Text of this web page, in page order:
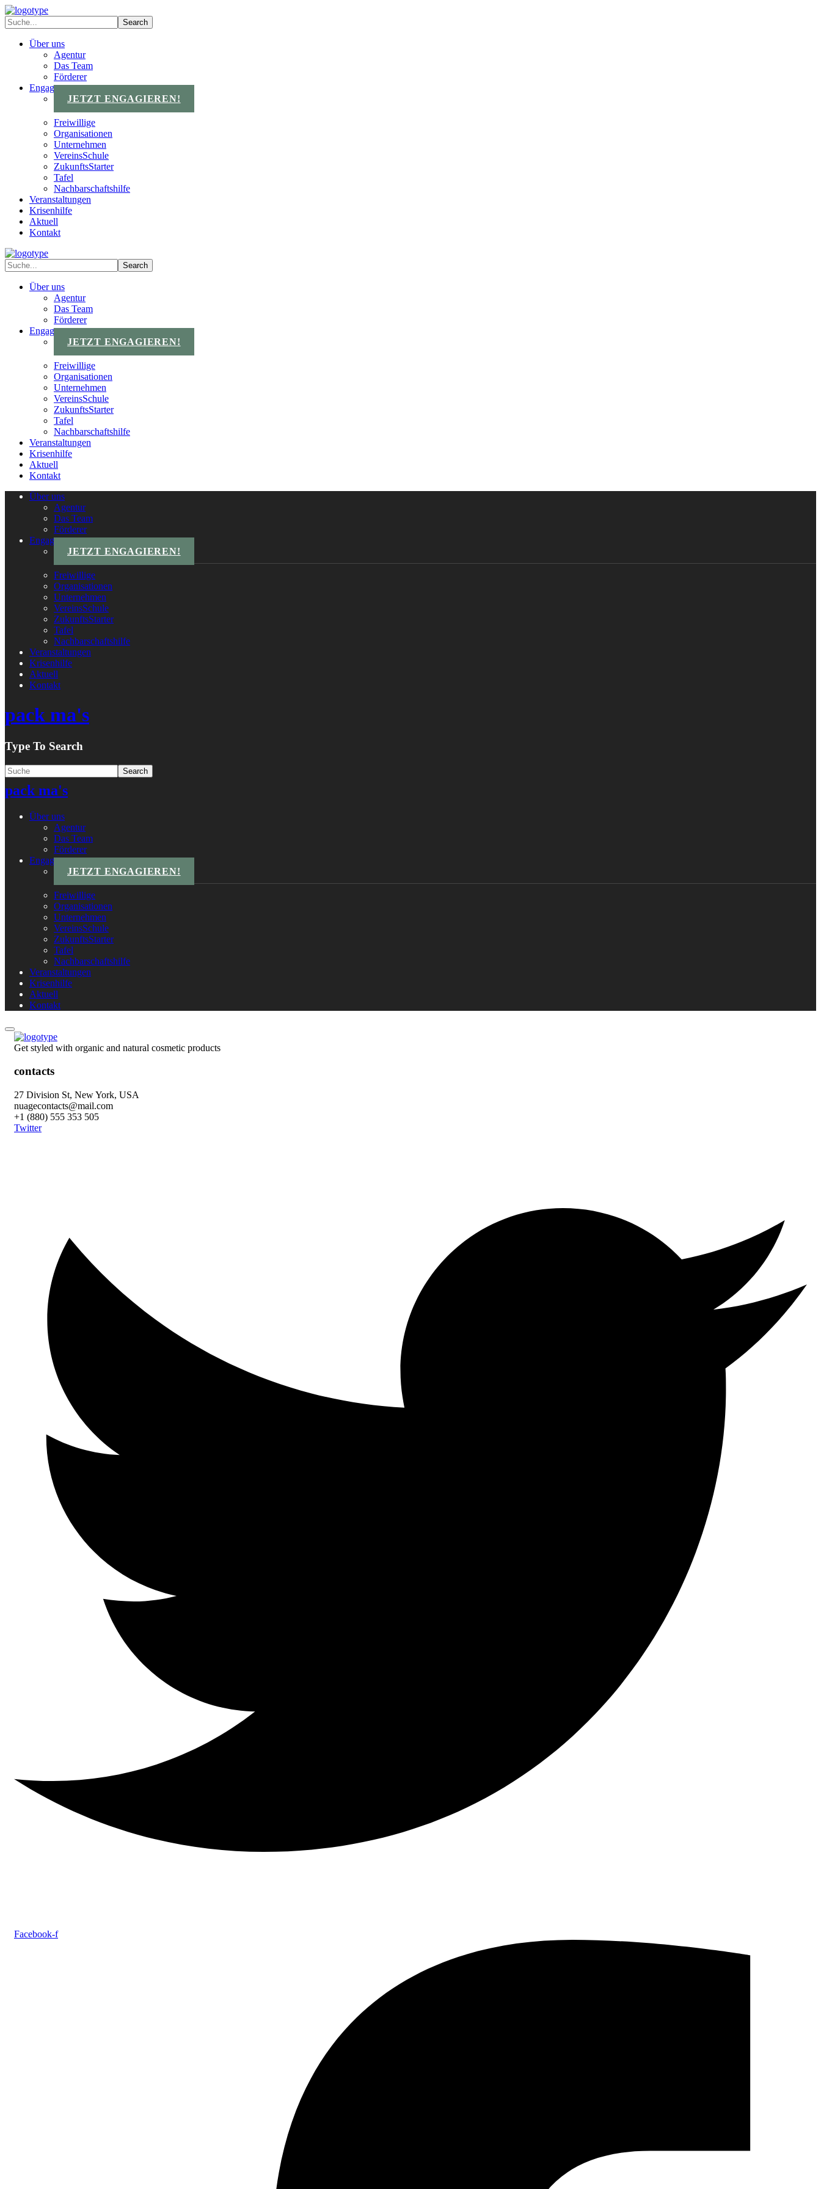
Über uns
Agentur
Das Team
Förderer
Engagements
JETZT ENGAGIEREN!
Freiwillige
Organisationen
Unternehmen
VereinsSchule
ZukunftsStarter
Tafel
Nachbarschaftshilfe
Veranstaltungen
Krisenhilfe
Aktuell
Kontakt
Über uns
Agentur
Das Team
Förderer
Engagements
JETZT ENGAGIEREN!
Freiwillige
Organisationen
Unternehmen
VereinsSchule
ZukunftsStarter
Tafel
Nachbarschaftshilfe
Veranstaltungen
Krisenhilfe
Aktuell
Kontakt
Über uns
Agentur
Das Team
Förderer
Engagements
JETZT ENGAGIEREN!
Freiwillige
Organisationen
Unternehmen
VereinsSchule
ZukunftsStarter
Tafel
Nachbarschaftshilfe
Veranstaltungen
Krisenhilfe
Aktuell
Kontakt
pack ma's
Type To Search
pack ma's
Über uns
Agentur
Das Team
Förderer
Engagements
JETZT ENGAGIEREN!
Freiwillige
Organisationen
Unternehmen
VereinsSchule
ZukunftsStarter
Tafel
Nachbarschaftshilfe
Veranstaltungen
Krisenhilfe
Aktuell
Kontakt
Get styled with organic and natural cosmetic products
contacts
27 Division St, New York, USA
nuagecontacts@mail.com
+1 (880) 555 353 505
Twitter
Facebook-f